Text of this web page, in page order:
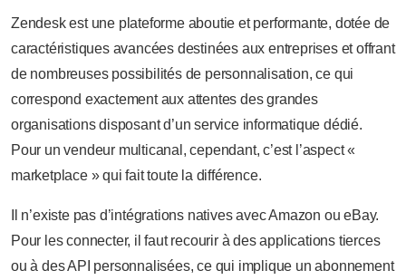
Zendesk est une plateforme aboutie et performante, dotée de
caractéristiques avancées destinées aux entreprises et offrant
de nombreuses possibilités de personnalisation, ce qui
correspond exactement aux attentes des grandes
organisations disposant d’un service informatique dédié.
Pour un vendeur multicanal, cependant, c’est l’aspect «
marketplace » qui fait toute la différence.
Il n’existe pas d’intégrations natives avec Amazon ou eBay.
Pour les connecter, il faut recourir à des applications tierces
ou à des API personnalisées, ce qui implique un abonnement